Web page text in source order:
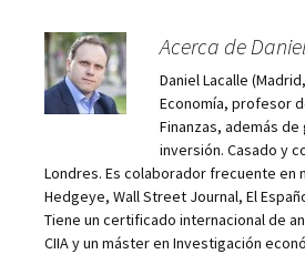
Acerca de
Daniel Lacalle
Economía, profesor
Finanzas, además
inversión. Casado y
Londres. Es colaborador frecuente en
Hedgeye, Wall Street Journal, El
Tiene un certificado internacional de
CIIA y un máster en Investigación